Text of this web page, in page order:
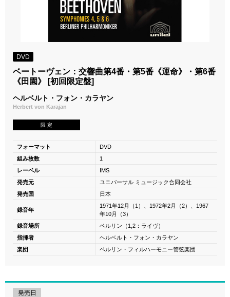
DVD
ベートーヴェン：交響曲第4番・第5番《運命》・第6番
《田園》 [初回限定盤]
ヘルベルト・フォン・カラヤン
Herbert von Karajan
限 定
フォーマット
DVD
組み枚数
1
レーベル
IMS
発売元
ユニバーサル ミュージック合同会社
発売国
日本
録音年
1971年12月（1）、1972年2月（2）、1967
年10月（3）
録音場所
ベルリン（1,2：ライヴ）
指揮者
ヘルベルト・フォン・カラヤン
楽団
ベルリン・フィルハーモニー管弦楽団
発売日